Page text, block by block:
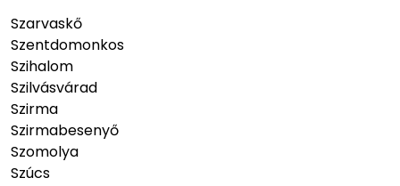
Szarvaskő
Szentdomonkos
Szihalom
Szilvásvárad
Szirma
Szirmabesenyő
Szomolya
Szúcs